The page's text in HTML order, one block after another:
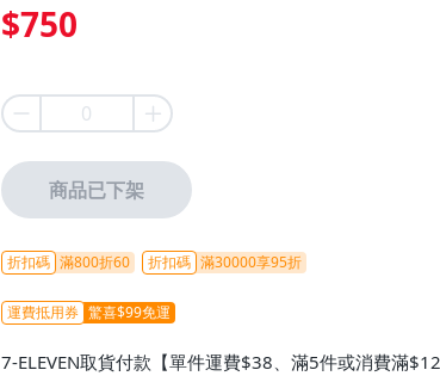
$750
商品已下架
折扣碼 滿800折60 折扣碼 滿30000享95折
運費抵用券 驚喜$99免運
7-ELEVEN取貨付款【單件運費$38、滿5件或消費滿